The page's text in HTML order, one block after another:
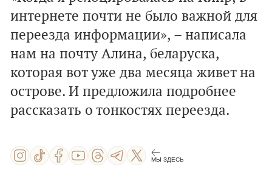
интернете почти не было важной для
переезда информации», – написала
нам на почту Алина, беларуска,
которая вот уже два месяца живет на
острове. И предложила подробнее
рассказать о тонкостях переезда.
МЫ ЗДЕСЬ